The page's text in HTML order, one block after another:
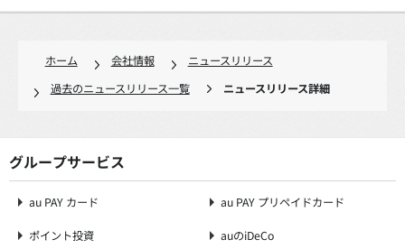
ホーム 会社情報
ニュースリリース
過去のニュースリリース一覧
ニュースリリース詳細
グループサービス
au PAY カード au PAY プリペイドカード
ポイント投資 auのiDeCo